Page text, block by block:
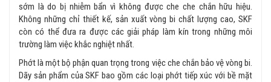
sớm là do bị nhiễm bẩn vì không được che che chắn hữu hiệu.
Không những chỉ thiết kế, sản xuất vòng bi chất lượng cao, SKF
còn có thể đưa ra được các giải pháp làm kín trong những môi
trường làm việc khắc nghiệt nhất.
Phớt là một bộ phận quan trọng trong việc che chắn bảo vệ vòng bi.
Dãy sản phẩm của SKF bao gồm các loại phớt tiếp xúc với bề mặt